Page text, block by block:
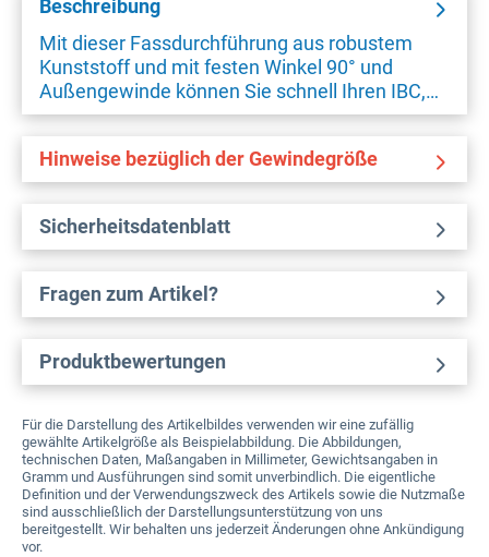
Beschreibung
Mit dieser Fassdurchführung aus robustem
Kunststoff und mit festen Winkel 90° und
Außengewinde können Sie schnell Ihren IBC,…
Hinweise bezüglich der Gewindegröße
Sicherheitsdatenblatt
Fragen zum Artikel?
Produktbewertungen
Für die Darstellung des Artikelbildes verwenden wir eine zufällig
gewählte Artikelgröße als Beispielabbildung. Die Abbildungen,
technischen Daten, Maßangaben in Millimeter, Gewichtsangaben in
Gramm und Ausführungen sind somit unverbindlich. Die eigentliche
Definition und der Verwendungszweck des Artikels sowie die Nutzmaße
sind ausschließlich der Darstellungsunterstützung von uns
bereitgestellt. Wir behalten uns jederzeit Änderungen ohne Ankündigung
vor.